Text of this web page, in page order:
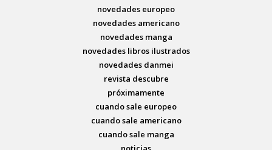
novedades europeo
novedades americano
novedades manga
novedades libros ilustrados
novedades danmei
revista descubre
próximamente
cuando sale europeo
cuando sale americano
cuando sale manga